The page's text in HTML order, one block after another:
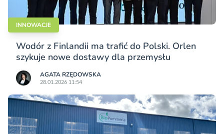
INNOWACJE
Wodór z Finlandii ma trafić do Polski. Orlen
szykuje nowe dostawy dla przemysłu
AGATA RZĘDOWSKA
28.01.2026 11:54